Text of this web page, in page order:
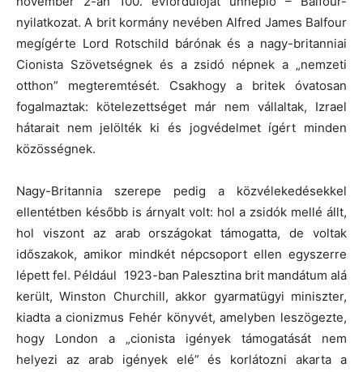
nyilatkozat. A brit kormány nevében Alfred James Balfour
megígérte Lord Rotschild bárónak és a nagy-britanniai
Cionista Szövetségnek és a zsidó népnek a „nemzeti
otthon” megteremtését. Csakhogy a britek óvatosan
fogalmaztak: kötelezettséget már nem vállaltak, Izrael
hátarait nem jelölték ki és jogvédelmet ígért minden
közösségnek.
Nagy-Britannia szerepe pedig a közvélekedésekkel
ellentétben később is árnyalt volt: hol a zsidók mellé állt,
hol viszont az arab országokat támogatta, de voltak
időszakok, amikor mindkét népcsoport ellen egyszerre
lépett fel. Például 1923-ban Palesztina brit mandátum alá
került, Winston Churchill, akkor gyarmatügyi miniszter,
kiadta a cionizmus Fehér könyvét, amelyben leszögezte,
hogy London a „cionista igények támogatását nem
helyezi az arab igények elé” és korlátozni akarta a